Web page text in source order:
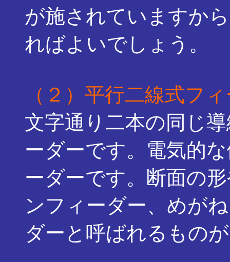
が施されていますか
ればよいでしょう。
（２）平行二線式フ
文字通り二本の同じ
ーダーです。電気的
ーダーです。断面の
ンフィーダー、めが
ダーと呼ばれるもの